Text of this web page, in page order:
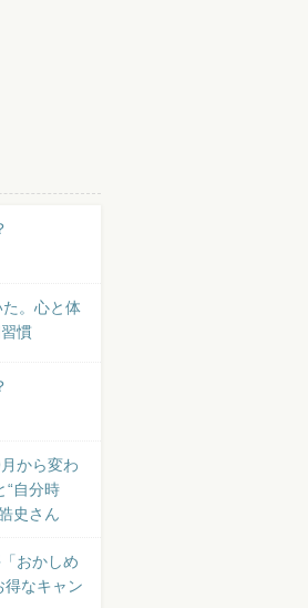
。心と体
慣
から変わ
“自分時
史さん
おかしめ
得なキャン